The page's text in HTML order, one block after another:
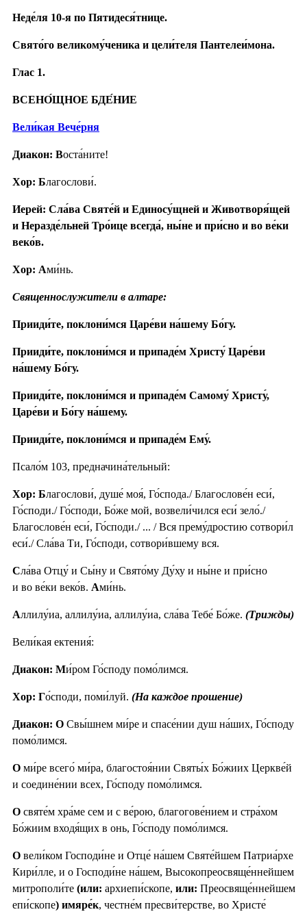
Неде́ля 10-я по Пятидеся́тнице.
Свято́го великому́ченика и цели́теля Пантелеи́мона.
Глас 1.
ВСЕНО́ЩНОЕ БДЕ́НИЕ
Вели́кая Вече́рня
Диакон: Воста́ните!
Хор: Благослови́.
Иерей: Сла́ва Святе́й и Единосу́щней и Животворя́щей
и Неразде́льней Тро́ице всегда́, ны́не и при́сно и во ве́ки
веко́в.
Хор: Ами́нь.
Священнослужители в алтаре:
Прииди́те, поклони́мся Царе́ви на́шему Бо́гу.
Прииди́те, поклони́мся и припаде́м Христу́ Царе́ви
на́шему Бо́гу.
Прииди́те, поклони́мся и припаде́м Самому́ Христу́,
Царе́ви и Бо́гу на́шему.
Прииди́те, поклони́мся и припаде́м Ему́.
Псало́м 103, предначина́тельный:
Хор: Благослови́, душе́ моя́, Го́спода./ Благослове́н еси́,
Го́споди./ Го́споди, Бо́же мой, возвели́чился еси́ зело́./
Благослове́н еси́, Го́споди./ ... / Вся прему́дростию сотвори́л
еси́./ Сла́ва Ти, Го́споди, сотвори́вшему вся.
Сла́ва Отцу́ и Сы́ну и Свято́му Ду́ху и ны́не и при́сно
и во ве́ки веко́в. Ами́нь.
Аллилу́иа, аллилу́иа, аллилу́иа, сла́ва Тебе́ Бо́же. (Трижды)
Вели́кая ектения́:
Диакон: Ми́ром Го́споду помо́лимся.
Хор: Го́споди, поми́луй. (На каждое прошение)
Диакон: О Свы́шнем ми́ре и спасе́нии душ на́ших, Го́споду
помо́лимся.
О ми́ре всего́ ми́ра, благостоя́нии Святы́х Бо́жиих Церкве́й
и соедине́нии всех, Го́споду помо́лимся.
О святе́м хра́ме сем и с ве́рою, благогове́нием и стра́хом
Бо́жиим входя́щих в онь, Го́споду помо́лимся.
О вели́ком Господи́не и Отце́ на́шем Святе́йшем Патриа́рхе
Кири́лле, и о Господи́не на́шем, Высокопреосвяще́ннейшем
митрополи́те (или: архиепи́скопе, или: Преосвяще́ннейшем
епи́скопе) имяре́к, честне́м пресви́терстве, во Христе́